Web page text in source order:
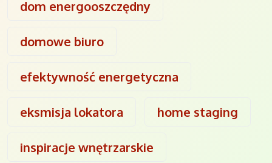
dom energooszczędny
domowe biuro
efektywność energetyczna
eksmisja lokatora home staging
inspiracje wnętrzarskie